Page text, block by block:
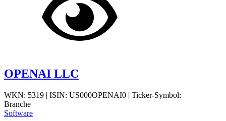
OPENAI LLC
WKN: 5319 | ISIN: US000OPENAI0 | Ticker-Symbol:
Branche
Software